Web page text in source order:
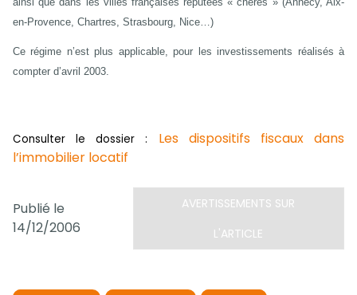
en-Provence, Chartres, Strasbourg, Nice…)
Ce régime n’est plus applicable, pour les investissements réalisés à
compter d’avril 2003.
Consulter le dossier : Les dispositifs fiscaux dans
l’immobilier locatif
Publié le
14/12/2006
AVERTISSEMENTS SUR
L'ARTICLE